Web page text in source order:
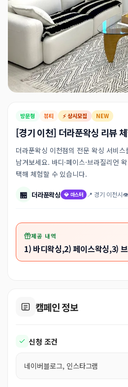
방문형 뷰티 ⚡ 상시모집 NEW
[경기 이천] 더라푼왁싱 리뷰
더라푼왁싱 이천점의 전문 왁싱 서비
남겨보세요. 바디·페이스·브라질리언
택해 체험할 수 있습니다.
🏪 더라푼왁싱 💎 마스터 📍 경기 이천시👁
제공 내역
1) 바디왁싱,2) 페이스왁싱,3)
캠페인 정보
신청 조건
네이버블로그, 인스타그램